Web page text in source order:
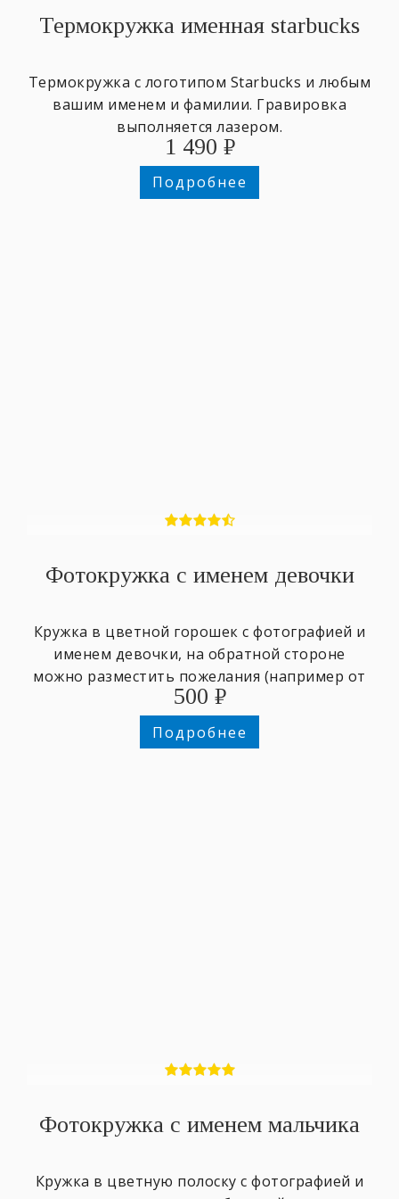
Термокружка именная starbucks
Термокружка с логотипом Starbucks и любым
вашим именем и фамилии. Гравировка
выполняется лазером.
1 490 ₽
Подробнее
Фотокружка с именем девочки
Кружка в цветной горошек с фотографией и
именем девочки, на обратной стороне
можно разместить пожелания (например от
класса, группы, ...) или ещё одно фото.
500 ₽
Подробнее
Фотокружка с именем мальчика
Кружка в цветную полоску с фотографией и